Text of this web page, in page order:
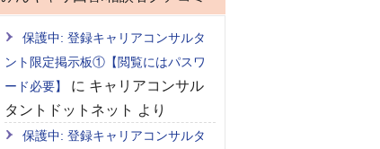
保護中: 登録キャリアコンサルタ
ント限定掲示板①【閲覧にはパスワ
ード必要】
に キャリアコンサル
タントドットネット より
保護中: 登録キャリアコンサルタ